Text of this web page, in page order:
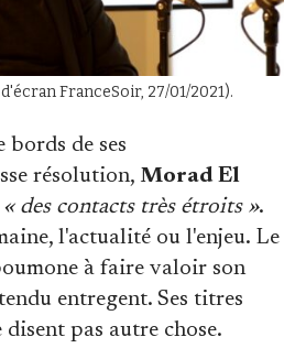
FranceSoir, 27/01/2021).
bords de ses
résolution, Morad El
« des contacts très étroits ».
l'actualité ou l'enjeu. Le
à faire valoir son
entregent. Ses titres
pas autre chose.